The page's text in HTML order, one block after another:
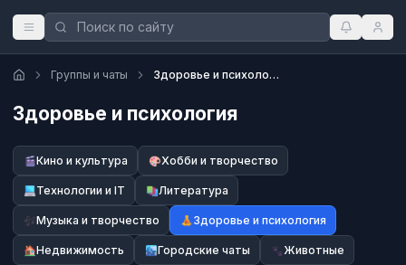
Группы и чаты Здоровье и психология
Здоровье и психология
Кино и культура Хобби и творчество
Технологии и IT Литература
Музыка и творчество Здоровье и психология
Недвижимость Городские чаты Животные